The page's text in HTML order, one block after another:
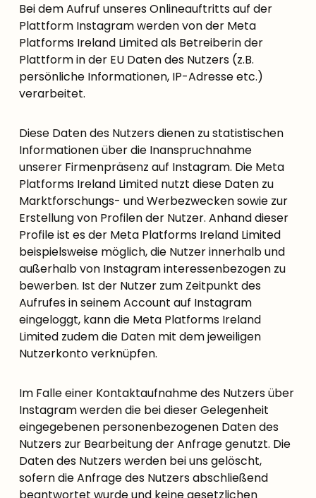
Bei dem Aufruf unseres Onlineauftritts auf der
Plattform Instagram werden von der Meta
Platforms Ireland Limited als Betreiberin der
Plattform in der EU Daten des Nutzers (z.B.
persönliche Informationen, IP-Adresse etc.)
verarbeitet.
Diese Daten des Nutzers dienen zu statistischen
Informationen über die Inanspruchnahme
unserer Firmenpräsenz auf Instagram. Die Meta
Platforms Ireland Limited nutzt diese Daten zu
Marktforschungs- und Werbezwecken sowie zur
Erstellung von Profilen der Nutzer. Anhand dieser
Profile ist es der Meta Platforms Ireland Limited
beispielsweise möglich, die Nutzer innerhalb und
außerhalb von Instagram interessenbezogen zu
bewerben. Ist der Nutzer zum Zeitpunkt des
Aufrufes in seinem Account auf Instagram
eingeloggt, kann die Meta Platforms Ireland
Limited zudem die Daten mit dem jeweiligen
Nutzerkonto verknüpfen.
Im Falle einer Kontaktaufnahme des Nutzers über
Instagram werden die bei dieser Gelegenheit
eingegebenen personenbezogenen Daten des
Nutzers zur Bearbeitung der Anfrage genutzt. Die
Daten des Nutzers werden bei uns gelöscht,
sofern die Anfrage des Nutzers abschließend